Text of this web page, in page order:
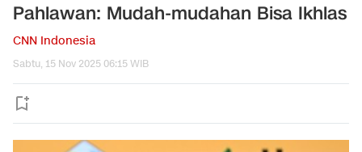
Pahlawan: Mudah-mudahan Bisa Ikhlas
CNN Indonesia
Sabtu, 15 Nov 2025 06:15 WIB